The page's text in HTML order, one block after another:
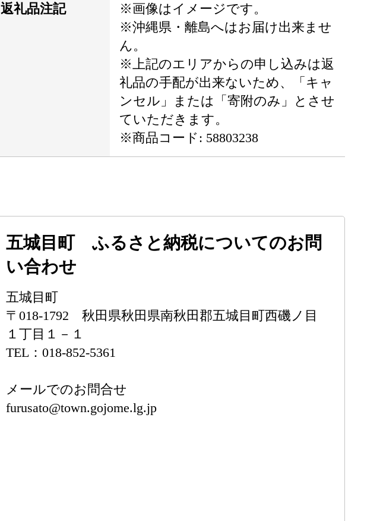
返礼品注記
※画像はイメージです。
※沖縄県・離島へはお届け出来ませ
ん。
※上記のエリアからの申し込みは返
礼品の手配が出来ないため、「キャ
ンセル」または「寄附のみ」とさせ
ていただきます。
※商品コード: 58803238
五城目町 ふるさと納税についてのお問
い合わせ
五城目町
〒018-1792 秋田県秋田県南秋田郡五城目町西磯ノ目
１丁目１－１
TEL：018-852-5361
メールでのお問合せ
furusato@town.gojome.lg.jp